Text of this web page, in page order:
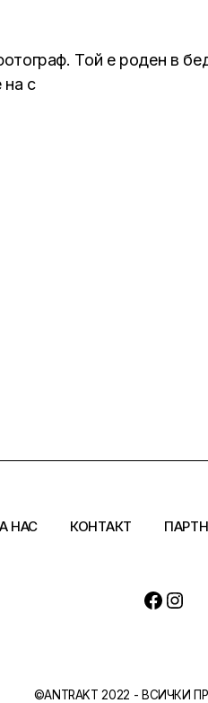
Той е роден в
на с
НАС КОНТАКТ
©ANTRAKT 2022 - ВСИЧКИ